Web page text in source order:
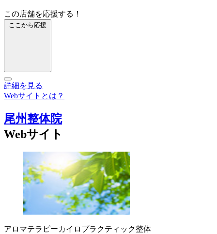
この店舗を応援する！
ここから応援
詳細を見る
Webサイトとは？
尾州整体院
Webサイト
アロマテラピーカイロプラクティック整体